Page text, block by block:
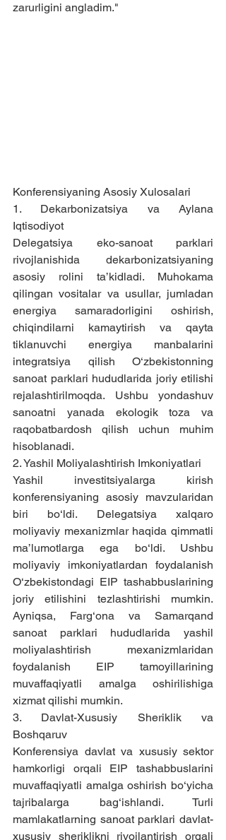
zarurligini angladim."
Konferensiyaning Asosiy Xulosalari
1. Dekarbonizatsiya va Aylana
Iqtisodiyot
Delegatsiya eko-sanoat parklari
rivojlanishida dekarbonizatsiyaning
asosiy rolini ta’kidladi. Muhokama
qilingan vositalar va usullar, jumladan
energiya samaradorligini oshirish,
chiqindilarni kamaytirish va qayta
tiklanuvchi energiya manbalarini
integratsiya qilish O‘zbekistonning
sanoat parklari hududlarida joriy etilishi
rejalashtirilmoqda. Ushbu yondashuv
sanoatni yanada ekologik toza va
raqobatbardosh qilish uchun muhim
hisoblanadi.
2. Yashil Moliyalashtirish Imkoniyatlari
Yashil investitsiyalarga kirish
konferensiyaning asosiy mavzularidan
biri bo‘ldi. Delegatsiya xalqaro
moliyaviy mexanizmlar haqida qimmatli
ma’lumotlarga ega bo‘ldi. Ushbu
moliyaviy imkoniyatlardan foydalanish
O‘zbekistondagi EIP tashabbuslarining
joriy etilishini tezlashtirishi mumkin.
Ayniqsa, Farg‘ona va Samarqand
sanoat parklari hududlarida yashil
moliyalashtirish mexanizmlaridan
foydalanish EIP tamoyillarining
muvaffaqiyatli amalga oshirilishiga
xizmat qilishi mumkin.
3. Davlat-Xususiy Sheriklik va
Boshqaruv
Konferensiya davlat va xususiy sektor
hamkorligi orqali EIP tashabbuslarini
muvaffaqiyatli amalga oshirish bo‘yicha
tajribalarga bag‘ishlandi. Turli
mamlakatlarning sanoat parklari davlat-
xususiy sheriklikni rivojlantirish orqali